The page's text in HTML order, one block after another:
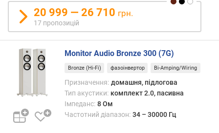
а
р
н
о
м
20 999 — 26 710 грн.
17 пропозицій
Monitor Audio Bronze 300 (7G)
Bronze (Hi-Fi) фазоінвертор Bi-Amping/Wiring
Призначення: домашня, підлогова
Тип акустики: комплект 2.0, пасивна
Імпеданс: 8 Ом
Частотний діапазон: 34 – 30000 Гц